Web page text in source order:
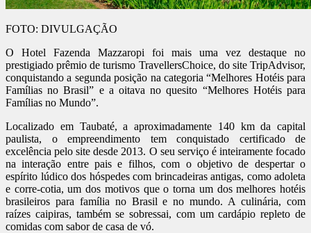
FOTO: DIVULGAÇÃO
O Hotel Fazenda Mazzaropi foi mais uma vez destaque no
prestigiado prêmio de turismo TravellersChoice, do site TripAdvisor,
conquistando a segunda posição na categoria “Melhores Hotéis para
Famílias no Brasil” e a oitava no quesito “Melhores Hotéis para
Famílias no Mundo”.
Localizado em Taubaté, a aproximadamente 140 km da capital
paulista, o empreendimento tem conquistado certificado de
excelência pelo site desde 2013. O seu serviço é inteiramente focado
na interação entre pais e filhos, com o objetivo de despertar o
espírito lúdico dos hóspedes com brincadeiras antigas, como adoleta
e corre-cotia, um dos motivos que o torna um dos melhores hotéis
brasileiros para família no Brasil e no mundo. A culinária, com
raízes caipiras, também se sobressai, com um cardápio repleto de
comidas com sabor de casa de vó.